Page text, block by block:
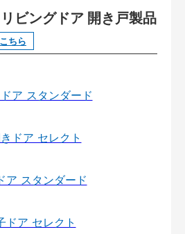
ビングドア 開き戸製品
ちら
ア スタンダード
ドア セレクト
ア スタンダード
ドア セレクト